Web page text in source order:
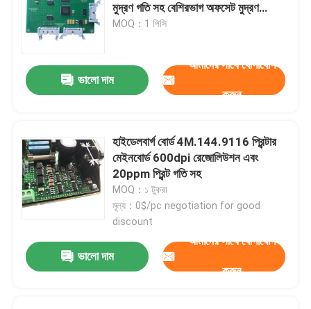
পণ্য
আমাদের সম্পর্কে
মুদ্রণ গতি সহ বেশিরভাগ অফসেট মুদ্রণ
যন্ত্রপাতিগুলির সাথে সামঞ্জস্যপূর্ণ
MOQ：1 পিসি
ভালো দাম
আমাদের সাথে যোগাযোগ
করুন
হাইডেলবার্গ বোর্ড 4M.144.9116 প্রিন্টার
মেইনবোর্ড 600dpi রেজোলিউশন এবং
20ppm প্রিন্ট গতি সহ
MOQ：১ টুকরা
মূল্য：0$/pc negotiation for good
discount
ভালো দাম
আমাদের সাথে যোগাযোগ
করুন